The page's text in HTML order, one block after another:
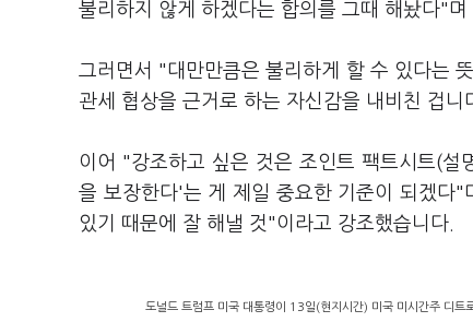
불리하지 않게 하겠다는 합의를 그때 해놨다"
그러면서 "대만만큼은 불리하게 할 수 있다는
관세 협상을 근거로 하는 자신감을 내비친 겁니
이어 "강조하고 싶은 것은 조인트 팩트시트(
을 보장한다'는 게 제일 중요한 기준이 되겠다"
있기 때문에 잘 해낼 것"이라고 강조했습니다.
도널드 트럼프 미국 대통령이 13일(현지시간) 미국 미시간주 디트